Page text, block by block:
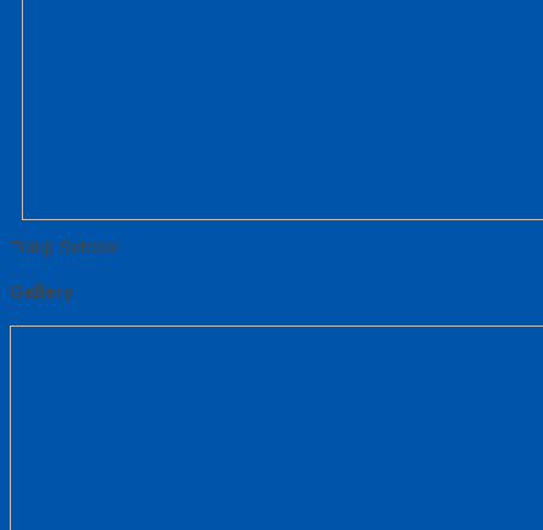
Tutup Sidebar
Gallery